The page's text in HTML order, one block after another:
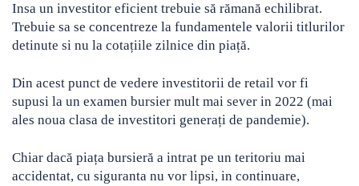
Insa un investitor eficient trebuie să rămană echilibrat.
Trebuie sa se concentreze la fundamentele valorii titlurilor
detinute si nu la cotațiile zilnice din piață.
Din acest punct de vedere investitorii de retail vor fi
supusi la un examen bursier mult mai sever in 2022 (mai
ales noua clasa de investitori generați de pandemie).
Chiar dacă piața bursieră a intrat pe un teritoriu mai
accidentat, cu siguranta nu vor lipsi, in continuare,